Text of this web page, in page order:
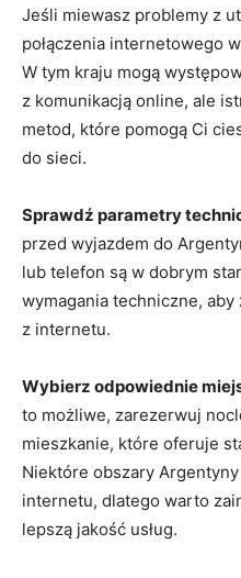
Jeśli miewasz problemy z
połączenia internetowego
W tym kraju mogą
z komunikacją online, ale
metod, które pomogą Ci
do sieci.
Sprawdź parametry
przed wyjazdem do
lub telefon są w dobrym
wymagania techniczne,
z internetu.
Wybierz odpowiednie
to możliwe, zarezerwuj
mieszkanie, które oferuje
Niektóre obszary
internetu, dlatego warto
lepszą jakość usług.